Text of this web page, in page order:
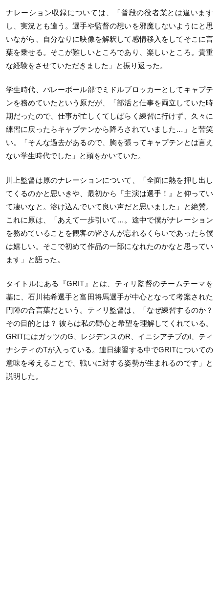
ナレーション収録については、「普段の役者業とは違います
し、実況とも違う。選手や監督の想いを邪魔しないようにと思
いながら、自分なりに映像を解釈して感情移入をしてそこに言
葉を乗せる。そこが難しいところであり、楽しいところ。貴重
な経験をさせていただきました」と振り返った。
学生時代、バレーボール部でミドルブロッカーとしてキャプテ
ンを務めていたという原だが、「部活と仕事を両立していた時
期だったので、仕事が忙しくてしばらく練習に行けず、久々に
練習に戻ったらキャプテンから降ろされていました…」と苦笑
い。「そんな過去があるので、胸を張ってキャプテンとは言え
ない学生時代でした」と頭をかいていた。
川上監督は原のナレーションについて、「全面に熱を押し出し
てくるのかと思いきや、最初から『主演は選手！』と仰ってい
て凄いなと。溶け込んでいて良い声だと思いました」と絶賛。
これに原は、「あえて一歩引いて…。途中で僕がナレーション
を務めていることを観客の皆さんが忘れるくらいであったら僕
は嬉しい。そこで初めて作品の一部になれたのかなと思ってい
ます」と語った。
タイトルにある『GRIT』とは、ティリ監督のチームテーマを
基に、石川祐希選手と富田将馬選手が中心となって考案された
円陣の合言葉だという。ティリ監督は、「なぜ練習するのか？
その目的とは？ 彼らは私の野心と希望を理解してくれている。
GRITにはガッツのG、レジデンスのR、イニシアチブのI、ティ
ナシティのTが入っている。連日練習する中でGRITについての
意味を考えることで、戦いに対する姿勢が生まれるのです」と
説明した。